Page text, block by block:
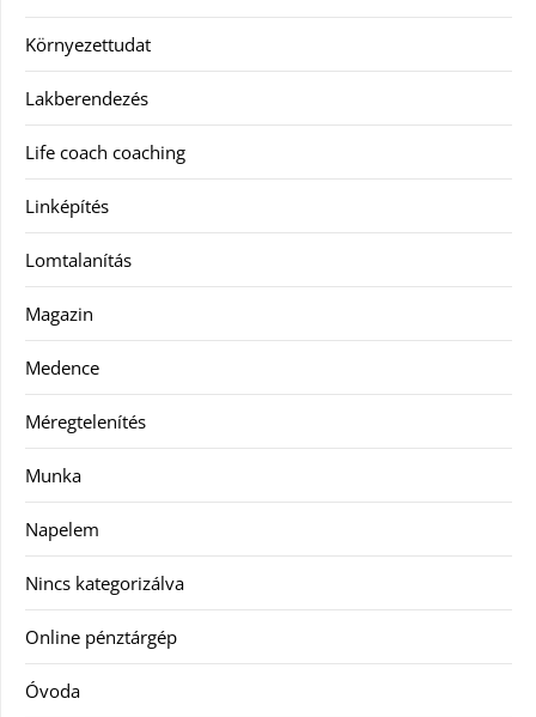
Környezettudat
Lakberendezés
Life coach coaching
Linképítés
Lomtalanítás
Magazin
Medence
Méregtelenítés
Munka
Napelem
Nincs kategorizálva
Online pénztárgép
Óvoda